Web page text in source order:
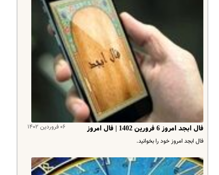
۰۶ فروردین ۱۴۰۲ فال ابجد امروز 6 فرورین 1402 | فال امروز
فال ابجد امروز خود را بخوانید.